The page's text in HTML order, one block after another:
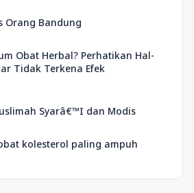
Orang Bandung
Obat Herbal? Perhatikan Hal-
Tidak Terkena Efek
Syarâ€™I dan Modis
kolesterol paling ampuh